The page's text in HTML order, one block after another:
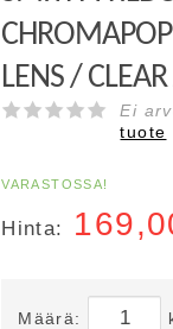
LENS / CLEAR
Ei
tuote
VARASTOSSA!
Hinta:
Määrä: